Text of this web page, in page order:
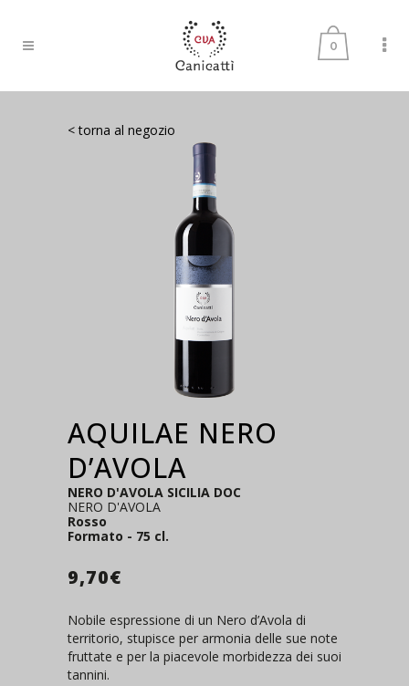
0
< torna al negozio
AQUILAE NERO
D’AVOLA
NERO D'AVOLA SICILIA DOC
NERO D'AVOLA
Rosso
Formato - 75 cl.
9,70€
Nobile espressione di un Nero d’Avola di
territorio, stupisce per armonia delle sue note
fruttate e per la piacevole morbidezza dei suoi
tannini.